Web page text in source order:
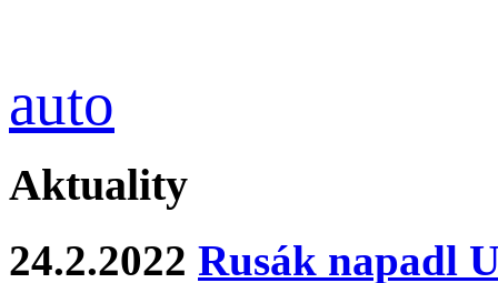
auto
Aktuality
24.2.2022 Rusák napadl